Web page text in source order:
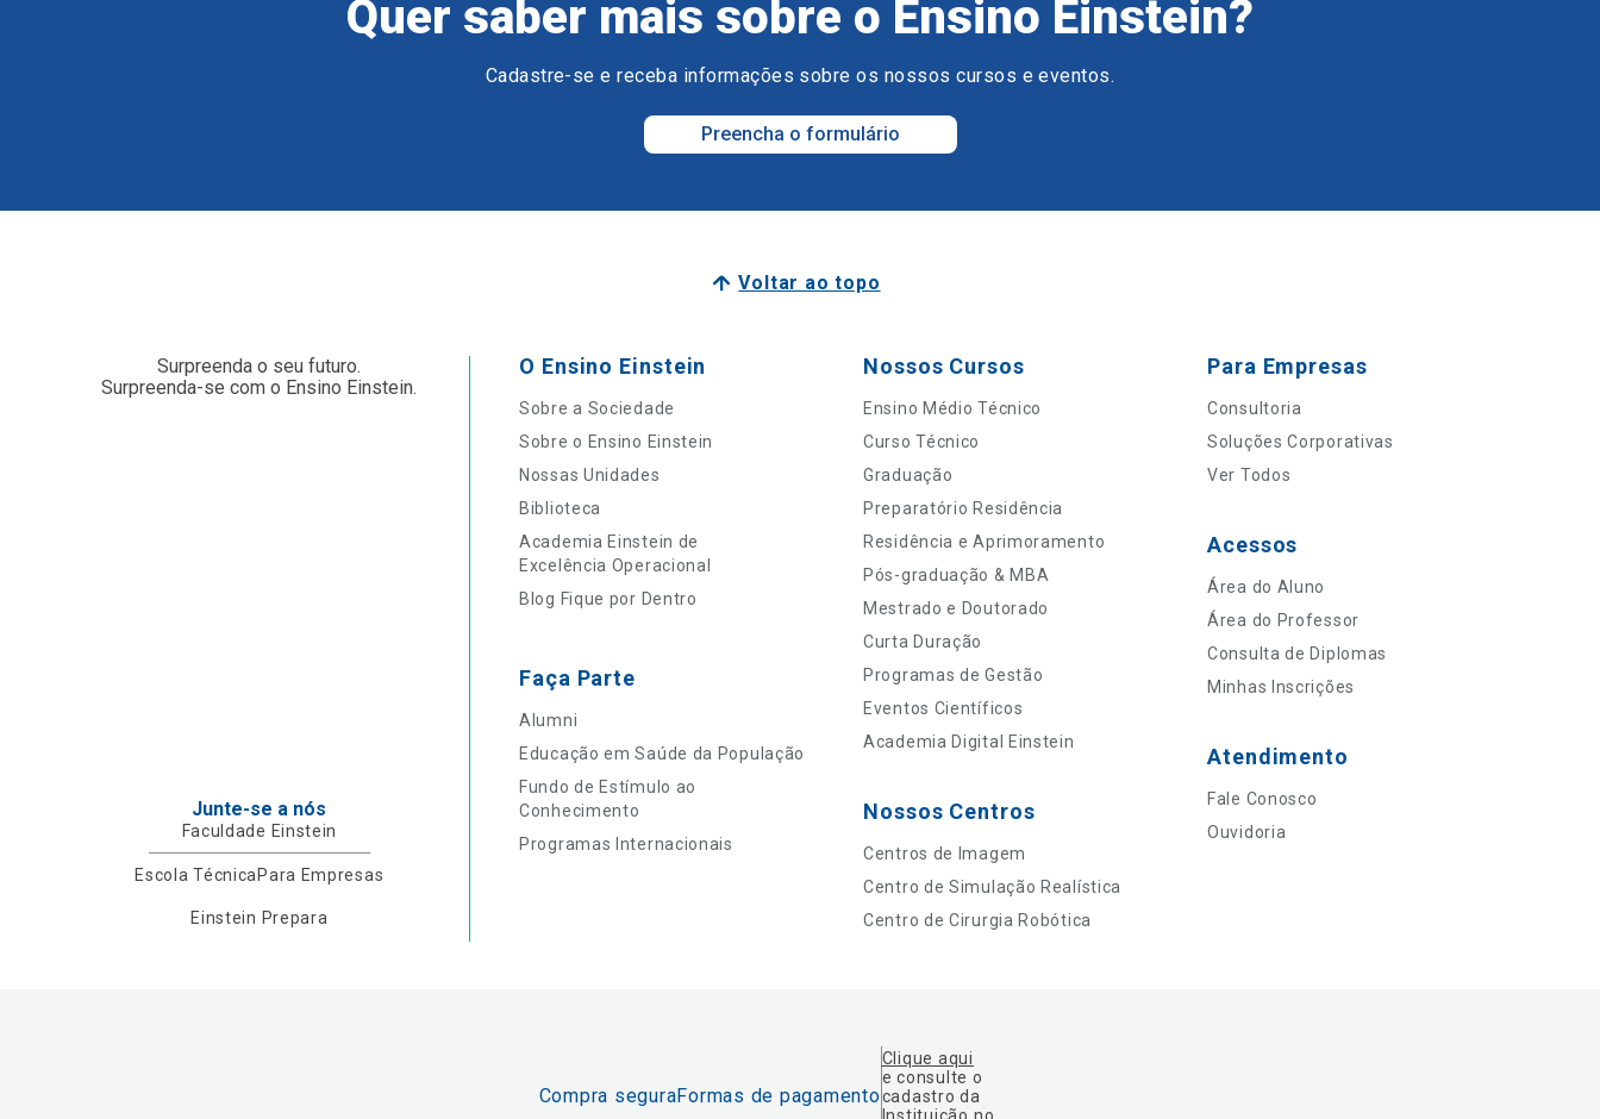
Quer saber mais sobre o Ensino Einstein?
Cadastre-se e receba informações sobre os nossos cursos e eventos.
Preencha o formulário
Voltar ao topo
Surpreenda o seu futuro.
Surpreenda-se com o Ensino Einstein.
Junte-se a nós
Faculdade Einstein
Escola Técnica Para Empresas
Einstein Prepara
O Ensino Einstein
Sobre a Sociedade
Sobre o Ensino Einstein
Nossas Unidades
Biblioteca
Academia Einstein de
Excelência Operacional
Blog Fique por Dentro
Faça Parte
Alumni
Educação em Saúde da População
Fundo de Estímulo ao
Conhecimento
Programas Internacionais
Nossos Cursos
Ensino Médio Técnico
Curso Técnico
Graduação
Preparatório Residência
Residência e Aprimoramento
Pós-graduação & MBA
Mestrado e Doutorado
Curta Duração
Programas de Gestão
Eventos Científicos
Academia Digital Einstein
Nossos Centros
Centros de Imagem
Centro de Simulação Realística
Centro de Cirurgia Robótica
Para Empresas
Consultoria
Soluções Corporativas
Ver Todos
Acessos
Área do Aluno
Área do Professor
Consulta de Diplomas
Minhas Inscrições
Atendimento
Fale Conosco
Ouvidoria
Compra seguraFormas de pagamento
Clique aqui
e consulte o
cadastro da